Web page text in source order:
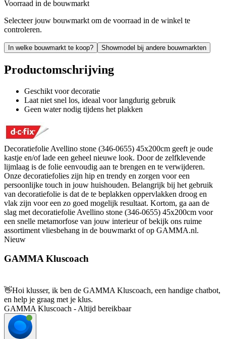
Voorraad in de bouwmarkt
Selecteer jouw bouwmarkt om de voorraad in de winkel te
controleren.
In welke bouwmarkt te koop? Showmodel bij andere bouwmarkten
Productomschrijving
Geschikt voor decoratie
Laat niet snel los, ideaal voor langdurig gebruik
Geen water nodig tijdens het plakken
Decoratiefolie Avellino stone (346-0655) 45x200cm geeft je oude
kastje en/of lade een geheel nieuwe look. Door de zelfklevende
lijmlaag is de folie eenvoudig aan te brengen en te verwijderen.
Onze decoratiefolies zijn hip en trendy en zorgen voor een
persoonlijke touch in jouw huishouden. Belangrijk bij het gebruik
van decoratiefolie is dat de te beplakken oppervlakken droog en
vlak zijn voor een zo goed mogelijk resultaat. Kortom, ga aan de
slag met decoratiefolie Avellino stone (346-0655) 45x200cm voor
een snelle metamorfose van jouw interieur of bekijk ons ruime
assortiment vliesbehang in de bouwmarkt of op GAMMA.nl.
Nieuw
GAMMA Kluscoach
👋Hoi klusser, ik ben de GAMMA Kluscoach, een handige chatbot,
en help je graag met je klus.
GAMMA Kluscoach - Altijd bereikbaar